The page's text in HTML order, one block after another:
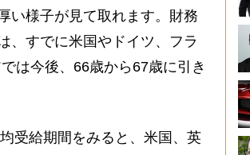
い様子が見て取れます。財務
、すでに米国やドイツ、フラ
は今後、66歳から67歳に引き
受給期間をみると、米国、英